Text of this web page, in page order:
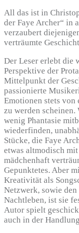
All das ist in
der Faye Archer“ in
verzaubert
verträumte
Der Leser erlebt die
Perspektive der
Mittelpunkt der
passionierte
Emotionen stets von
zu werden
wenig Phantasie
wiederfinden,
Stücke, die Faye
etwas altmodisch
mädchenhaft
Gepunktetes. Aber
Kreativität als
Netzwerk, sowie
Nachtleben, ist sie
Autor spielt
auch in der